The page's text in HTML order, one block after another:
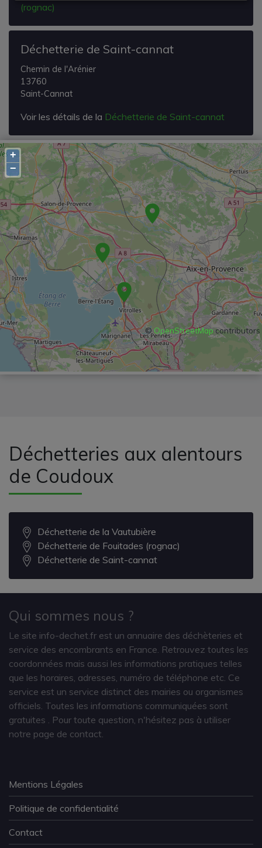
(rognac)
Déchetterie de Saint-cannat
Chemin de l'Arénier
13760
Saint-Cannat
Voir les détails de la Déchetterie de Saint-cannat
+
−
© OpenStreetMapcontributors
Déchetteries aux alentours
de Coudoux
Déchetterie de la Vautubière
Déchetterie de Fouitades (rognac)
Déchetterie de Saint-cannat
Qui sommes nous ?
Le site info-dechet.fr est un annuaire des déchèteries et
service des encombrants en France. Retrouvez toutes les
coordonnées mais aussi les informations pratiques telles
que les horaires, adresses, numéro de téléphone etc. Ce
service est un service distinct des mairies ou organismes
officiels. Toutes les informations communiquées sont
gratuites
. Pour toute question, n'hésitez pas à utiliser
notre page de contact.
Mentions Légales
Politique de confidentialité
Contact